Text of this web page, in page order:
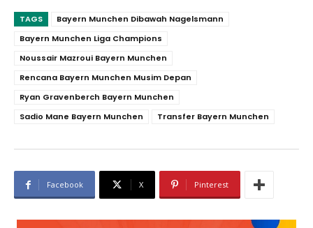
TAGS
Bayern Munchen Dibawah Nagelsmann
Bayern Munchen Liga Champions
Noussair Mazroui Bayern Munchen
Rencana Bayern Munchen Musim Depan
Ryan Gravenberch Bayern Munchen
Sadio Mane Bayern Munchen
Transfer Bayern Munchen
Facebook X Pinterest